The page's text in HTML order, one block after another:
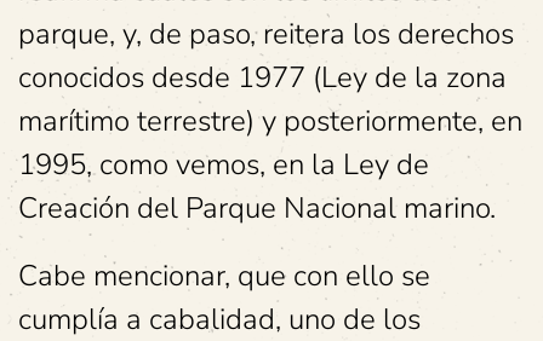
parque, y, de paso, reitera los derechos
conocidos desde 1977 (Ley de la zona
marítimo terrestre) y posteriormente, en
1995, como vemos, en la Ley de
Creación del Parque Nacional marino.
Cabe mencionar, que con ello se
cumplía a cabalidad, uno de los